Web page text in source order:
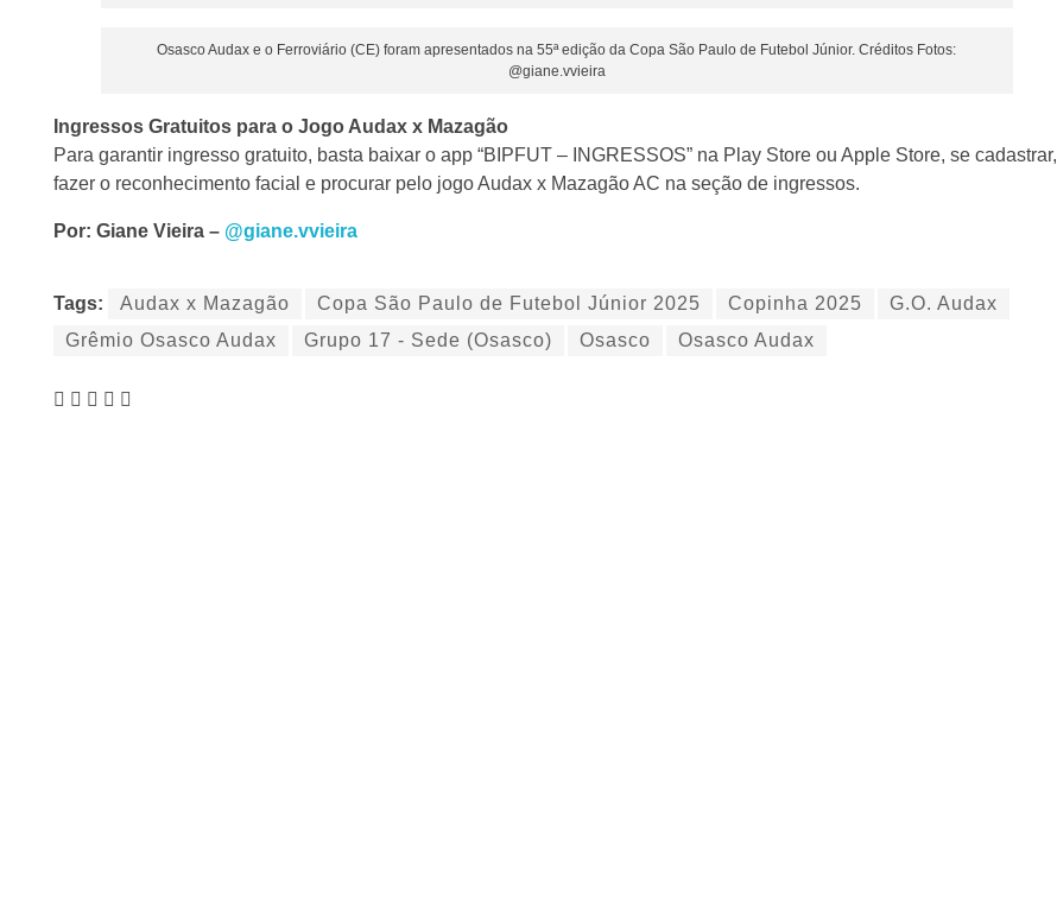
Osasco Audax e o Ferroviário (CE) foram apresentados na 55ª edição da Copa São Paulo de Futebol Júnior. Créditos Fotos:
@giane.vvieira
Ingressos Gratuitos para o Jogo Audax x Mazagão
Para garantir ingresso gratuito, basta baixar o app “BIPFUT – INGRESSOS” na Play Store ou Apple Store, se cadastrar,
fazer o reconhecimento facial e procurar pelo jogo Audax x Mazagão AC na seção de ingressos.
Por: Giane Vieira – @giane.vvieira
Tags: Audax x Mazagão Copa São Paulo de Futebol Júnior 2025 Copinha 2025
G.O. Audax
Grêmio Osasco Audax
Grupo 17 - Sede (Osasco) Osasco Osasco Audax